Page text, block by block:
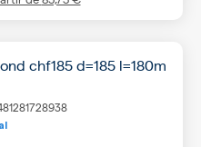
chf185 d=185 l=180m